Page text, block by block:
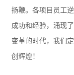
扬鞭。各项目员工
成功和经验，涌现
变革的时代，我们
创辉煌！